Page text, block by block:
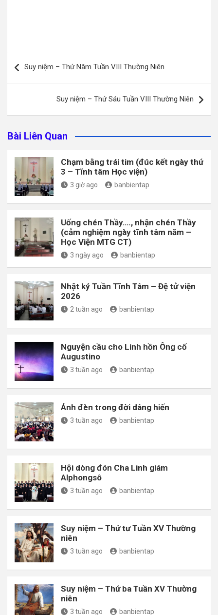
hướng
Suy niệm – Thứ Năm Tuần VIII Thường Niên
Suy niệm – Thứ Sáu Tuần VIII Thường Niên
Bài Liên Quan
Chạm bằng trái tim (đúc kết ngày thứ
3 – Tĩnh tâm Học viện)
3 giờ ago banbientap
Uống chén Thầy…., nhận chén Thầy
(cảm nghiệm ngày tĩnh tâm năm –
Học Viện MTG CT)
3 ngày ago banbientap
Nhật ký Tuần Tĩnh Tâm – Đệ tử viện
2026
2 tuần ago banbientap
Nguyện cầu cho Linh hồn Ông cố
Augustino
3 tuần ago banbientap
Ánh đèn trong đời dâng hiến
3 tuần ago banbientap
Hội dòng đón Cha Linh giám
Alphongsô
3 tuần ago banbientap
Suy niệm – Thứ tư Tuần XV Thường
niên
3 tuần ago banbientap
Suy niệm – Thứ ba Tuần XV Thường
niên
3 tuần ago banbientap